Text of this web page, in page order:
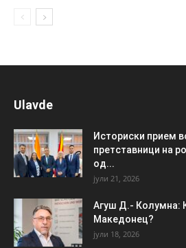
Ulavde
Историски прием
претставници на
од...
јули 21, 2026
Агуш Д.- Колумна:
Македонец?
јули 18, 2026